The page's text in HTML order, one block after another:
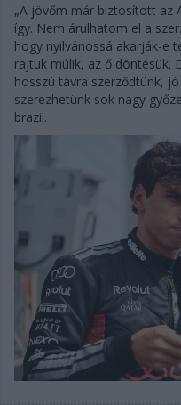
„A jövőm már biztosított az
így. Nem árulhatom el a
hogy nyilvánossá akarják-e
rajtuk múlik, az ő döntésük.
hosszú távra szerződtünk,
szerezhetünk sok nagy
brazil.